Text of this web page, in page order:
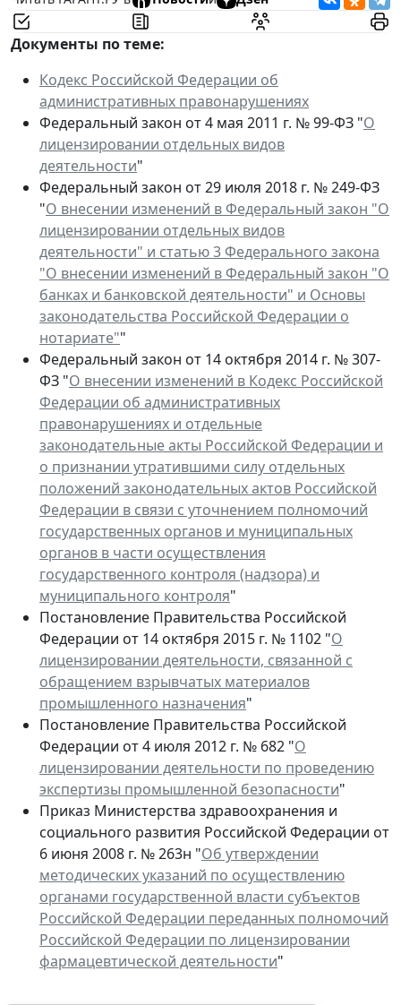
Документы по теме:
Кодекс Российской Федерации об
административных правонарушениях
Федеральный закон от 4 мая 2011 г. № 99-ФЗ "О
лицензировании отдельных видов
деятельности"
Федеральный закон от 29 июля 2018 г. № 249-ФЗ
"О внесении изменений в Федеральный закон "О
лицензировании отдельных видов
деятельности" и статью 3 Федерального закона
"О внесении изменений в Федеральный закон "О
банках и банковской деятельности" и Основы
законодательства Российской Федерации о
нотариате""
Федеральный закон от 14 октября 2014 г. № 307-
ФЗ "О внесении изменений в Кодекс Российской
Федерации об административных
правонарушениях и отдельные
законодательные акты Российской Федерации и
о признании утратившими силу отдельных
положений законодательных актов Российской
Федерации в связи с уточнением полномочий
государственных органов и муниципальных
органов в части осуществления
государственного контроля (надзора) и
муниципального контроля"
Постановление Правительства Российской
Федерации от 14 октября 2015 г. № 1102 "О
лицензировании деятельности, связанной с
обращением взрывчатых материалов
промышленного назначения"
Постановление Правительства Российской
Федерации от 4 июля 2012 г. № 682 "О
лицензировании деятельности по проведению
экспертизы промышленной безопасности"
Приказ Министерства здравоохранения и
социального развития Российской Федерации от
6 июня 2008 г. № 263н "Об утверждении
методических указаний по осуществлению
органами государственной власти субъектов
Российской Федерации переданных полномочий
Российской Федерации по лицензировании
фармацевтической деятельности"